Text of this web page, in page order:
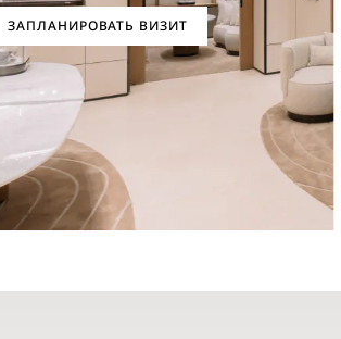
ЗАПЛАНИРОВАТЬ ВИЗИТ